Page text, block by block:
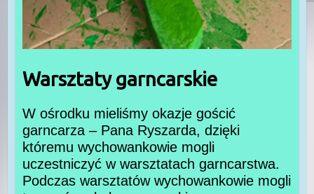
Warsztaty garncarskie
W ośrodku mieliśmy okazje gościć
garncarza – Pana Ryszarda, dzięki
któremu wychowankowie mogli
uczestniczyć w warsztatach garncarstwa.
Podczas warsztatów wychowankowie mogli